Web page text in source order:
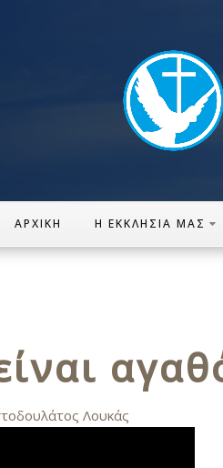
ΑΡΧΙΚΉ Η ΕΚΚΛΗΣΊΑ ΜΑΣ
Λουκάς